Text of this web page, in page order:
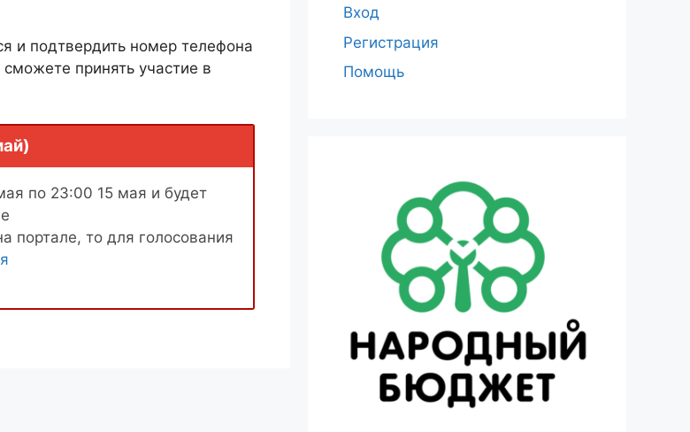
и подтвердить номер телефона
принять участие в
по 23:00 15 мая и будет
портале, то для голосования
Вход
Регистрация
Помощь